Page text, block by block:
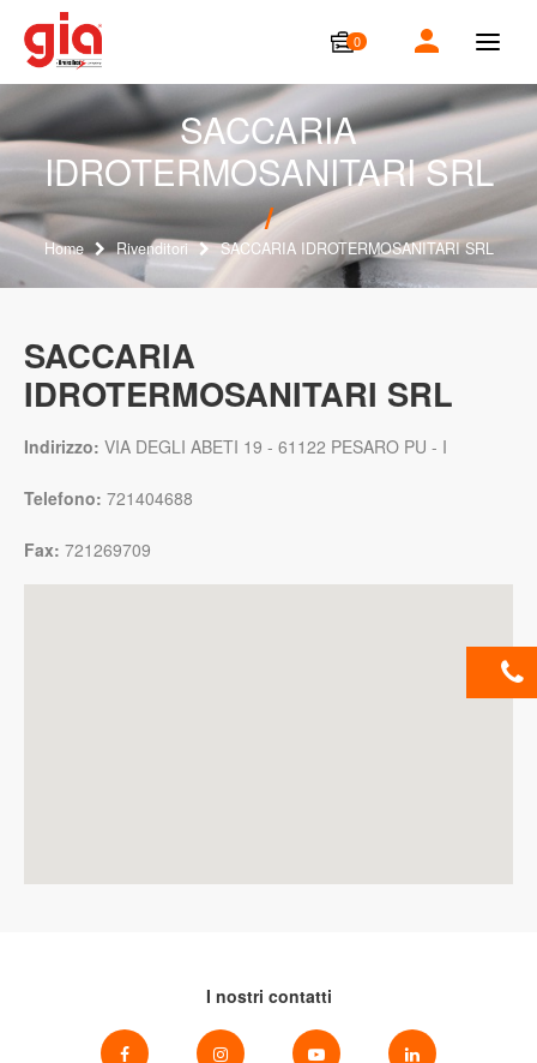
0
T
g
g
e
n
v
i
g
a
SACCARIA
IDROTERMOSANITARI SRL
Home Rivenditori SACCARIA IDROTERMOSANITARI SRL
SACCARIA
IDROTERMOSANITARI SRL
Indirizzo: VIA DEGLI ABETI 19 - 61122 PESARO PU - I
Telefono: 721404688
Fax: 721269709
I nostri contatti